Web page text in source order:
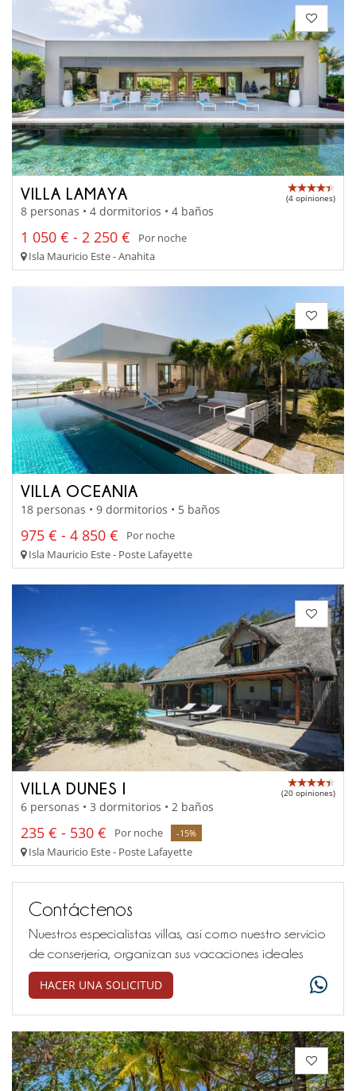
VILLA LAMAYA (4 opiniones)
8 personas • 4 dormitorios • 4 baños
1 050 € - 2 250 €
Por noche
Isla Mauricio Este - Anahita
VILLA OCEANIA
18 personas • 9 dormitorios • 5 baños
975 € - 4 850 €
Por noche
Isla Mauricio Este - Poste Lafayette
VILLA DUNES I (20 opiniones)
6 personas • 3 dormitorios • 2 baños
235 € - 530 € Por noche -15%
Isla Mauricio Este - Poste Lafayette
Contáctenos
Nuestros especialistas villas, así como nuestro servicio
de conserjería, organizan sus vacaciones ideales
HACER UNA SOLICITUD